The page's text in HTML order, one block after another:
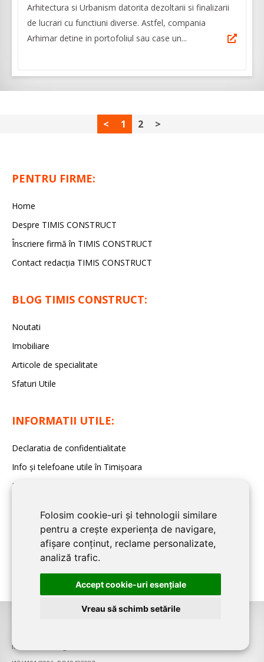
Folosim cookie-uri și tehnologii similare
pentru a crește experiența de navigare,
afișare conținut, reclame personalizate,
analiză trafic.
Accept cookie-uri esenţiale
Vreau să schimb setările
Arhitectura si Urbanism datorita dezoltarii si finalizarii
de lucrari cu functiuni diverse. Astfel, compania
Arhimar detine in portofoliul sau case un...
< 1 2 >
PENTRU FIRME:
Home
Despre TIMIS CONSTRUCT
Înscriere firmă în TIMIS CONSTRUCT
Contact redacția TIMIS CONSTRUCT
BLOG TIMIS CONSTRUCT:
Noutati
Imobiliare
Articole de specialitate
Sfaturi Utile
INFORMATII UTILE:
Declaratia de confidentialitate
Info și telefoane utile în Timișoara
Modele de contracte
firme. Proiect digital dezvoltat de